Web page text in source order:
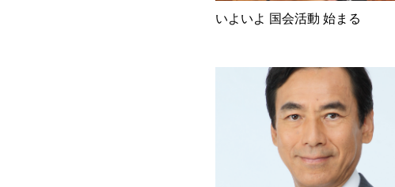
いよいよ 国会活動 始まる